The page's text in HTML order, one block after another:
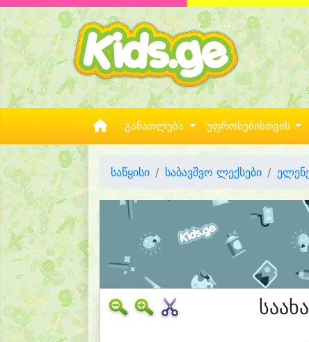
განათლება უფროსებისთვის
საწყისი საბავშვო ლექსები